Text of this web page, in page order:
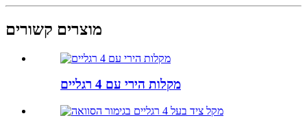
מוצרים קשורים
מקלות הירי עם 4 רגליים